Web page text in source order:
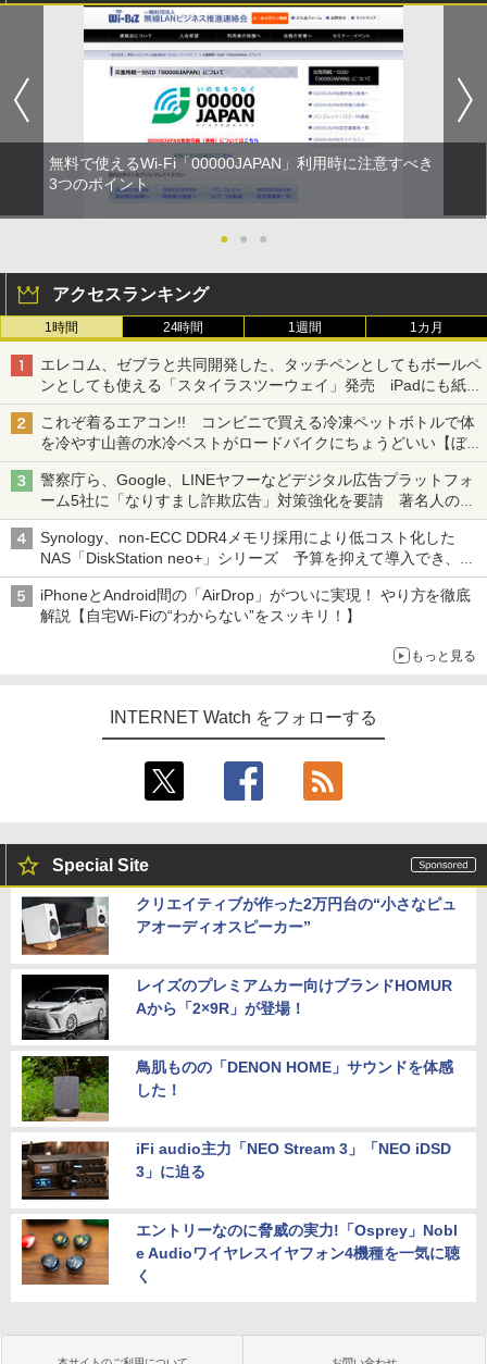
無料で使えるWi-Fi「00000JAPAN」利用時に注意すべき
3つのポイント
● ● ●
アクセスランキング
1時間 24時間 1週間 1カ月
エレコム、ゼブラと共同開発した、タッチペンとしてもボールペ
ンとしても使える「スタイラスツーウェイ」発売 iPadにも紙に
も、持ち替えずに書き込める
これぞ着るエアコン!! コンビニで買える冷凍ペットボトルで体
を冷やす山善の水冷ベストがロードバイクにちょうどいい【ぼっ
ち・ざ・ろーど！その14】【空いた時間でなにしてる？】
警察庁ら、Google、LINEヤフーなどデジタル広告プラットフォ
ーム5社に「なりすまし詐欺広告」対策強化を要請 著名人の写
真や映像を使った投資詐欺などへの対策として
Synology、non-ECC DDR4メモリ採用により低コスト化した
NAS「DiskStation neo+」シリーズ 予算を抑えて導入でき、
ECCメモリへのアップグレードも可能
iPhoneとAndroid間の「AirDrop」がついに実現！ やり方を徹底
解説【自宅Wi-Fiの“わからない”をスッキリ！】
もっと見る
INTERNET Watch をフォローする
Special Site
クリエイティブが作った2万円台の“小さなピュ
アオーディオスピーカー”
レイズのプレミアムカー向けブランドHOMUR
Aから「2×9R」が登場！
鳥肌ものの「DENON HOME」サウンドを体感
した！
iFi audio主力「NEO Stream 3」「NEO iDSD
3」に迫る
エントリーなのに脅威の実力!「Osprey」Nobl
e Audioワイヤレスイヤフォン4機種を一気に聴
く